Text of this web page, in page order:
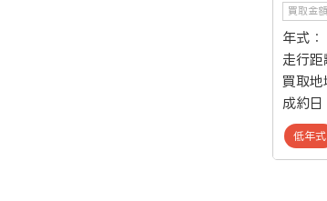
買取金額
年式：
走行距
買取地
成約日
低年式